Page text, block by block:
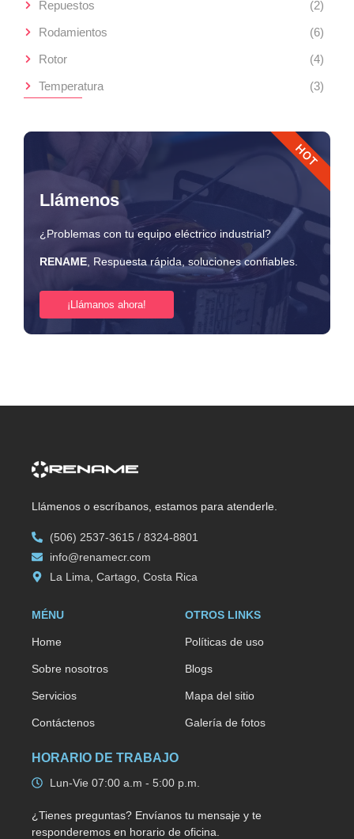
Repuestos
(2)
Rodamientos
(6)
Rotor
(4)
Temperatura
(3)
Llámenos
¿Problemas con tu equipo eléctrico industrial?
RENAME , Respuesta rápida, soluciones confiables.
¡Llámanos ahora!
HOT
Llámenos o escríbanos, estamos para atenderle.
(506) 2537-3615 / 8324-8801
info@renamecr.com
La Lima, Cartago, Costa Rica
MÉNU
Home
Sobre nosotros
Servicios
Contáctenos
OTROS LINKS
Políticas de uso
Blogs
Mapa del sitio
Galería de fotos
HORARIO DE TRABAJO
Lun-Vie 07:00 a.m - 5:00 p.m.
¿Tienes preguntas? Envíanos tu mensaje y te
responderemos en horario de oficina.